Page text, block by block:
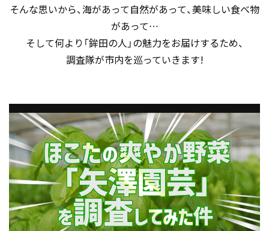
そんな思いから、海があって自然があって、美味しい食べ物
があって…
そして何より「鉾田の人」の魅力をお届けするため、
調査隊が市内を巡っていきます!